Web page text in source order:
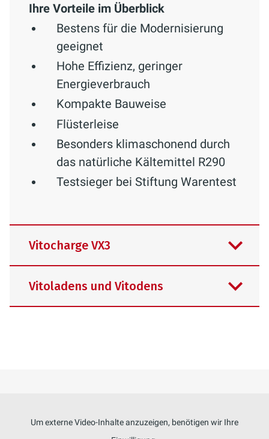
Ihre Vorteile im Überblick
Bestens für die Modernisierung
geeignet
Hohe Effizienz, geringer
Energieverbrauch
Kompakte Bauweise
Flüsterleise
Besonders klimaschonend durch
das natürliche Kältemittel R290
Testsieger bei Stiftung Warentest
Vitocharge VX3
Vitoladens und Vitodens
Um externe Video-Inhalte anzuzeigen, benötigen wir Ihre